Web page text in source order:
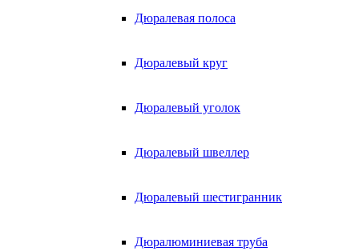
Дюралевая полоса
Дюралевый круг
Дюралевый уголок
Дюралевый швеллер
Дюралевый шестигранник
Дюралюминиевая труба